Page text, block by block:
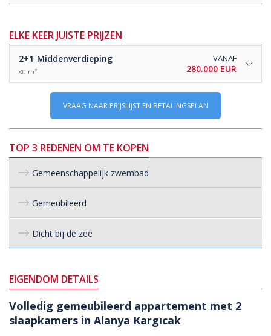
ELKE KEER JUISTE PRIJZEN
2+1 Middenverdieping
80 m²
VANAF
280.000 EUR
VRAAG NAAR PRIJSLIJST EN BETALINGSPLAN
TOP 3 REDENEN OM TE KOPEN
Gemeenschappelijk zwembad
Gemeubileerd
Dicht bij de zee
EIGENDOM DETAILS
Volledig gemeubileerd appartement met 2
slaapkamers in Alanya Kargıcak